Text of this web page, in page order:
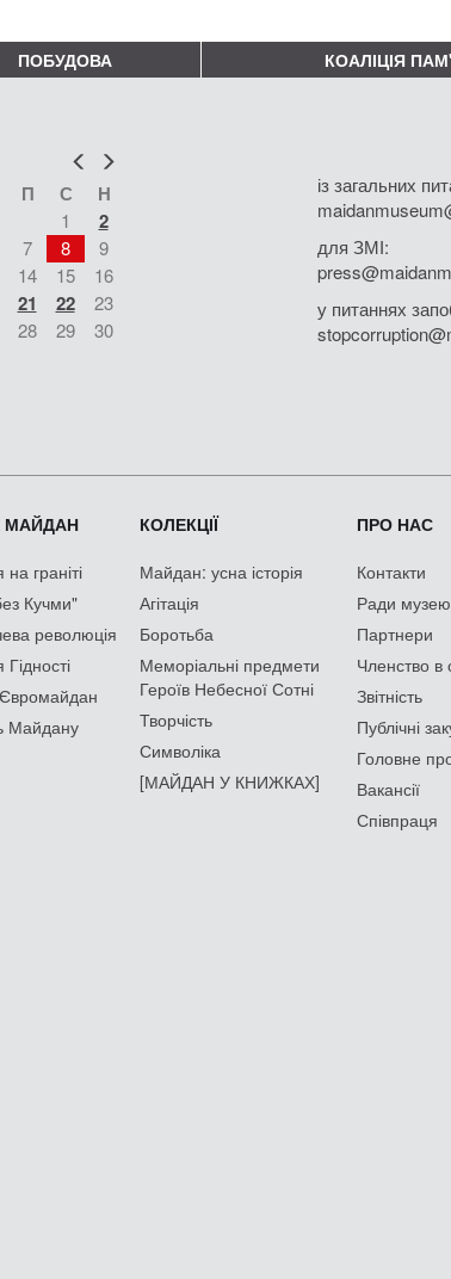
ПОБУДОВА КОАЛІЦІЯ
Попер
П С Н
1 2
7 8
9
14 15
16
21 22
23
28 29
30
із загальних
для ЗМІ:
у питаннях
МАЙДАН
граніті
Кучми"
революція
Майдану
КОЛЕКЦІЇ
Майдан: усна історія
Агітація
Боротьба
Меморіальні предмети
Героїв Небесної Сотні
Творчість
Символіка
[МАЙДАН У КНИЖКАХ]
ПРО НАС
Контакти
Ради музею
Партнери
Членство в
Звітність
Публічні
Головне
Вакансії
Співпраця